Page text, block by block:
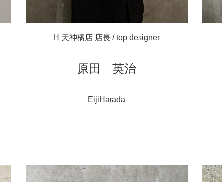
H 天神橋店 店長 / top designer
原田 英治
EijiHarada